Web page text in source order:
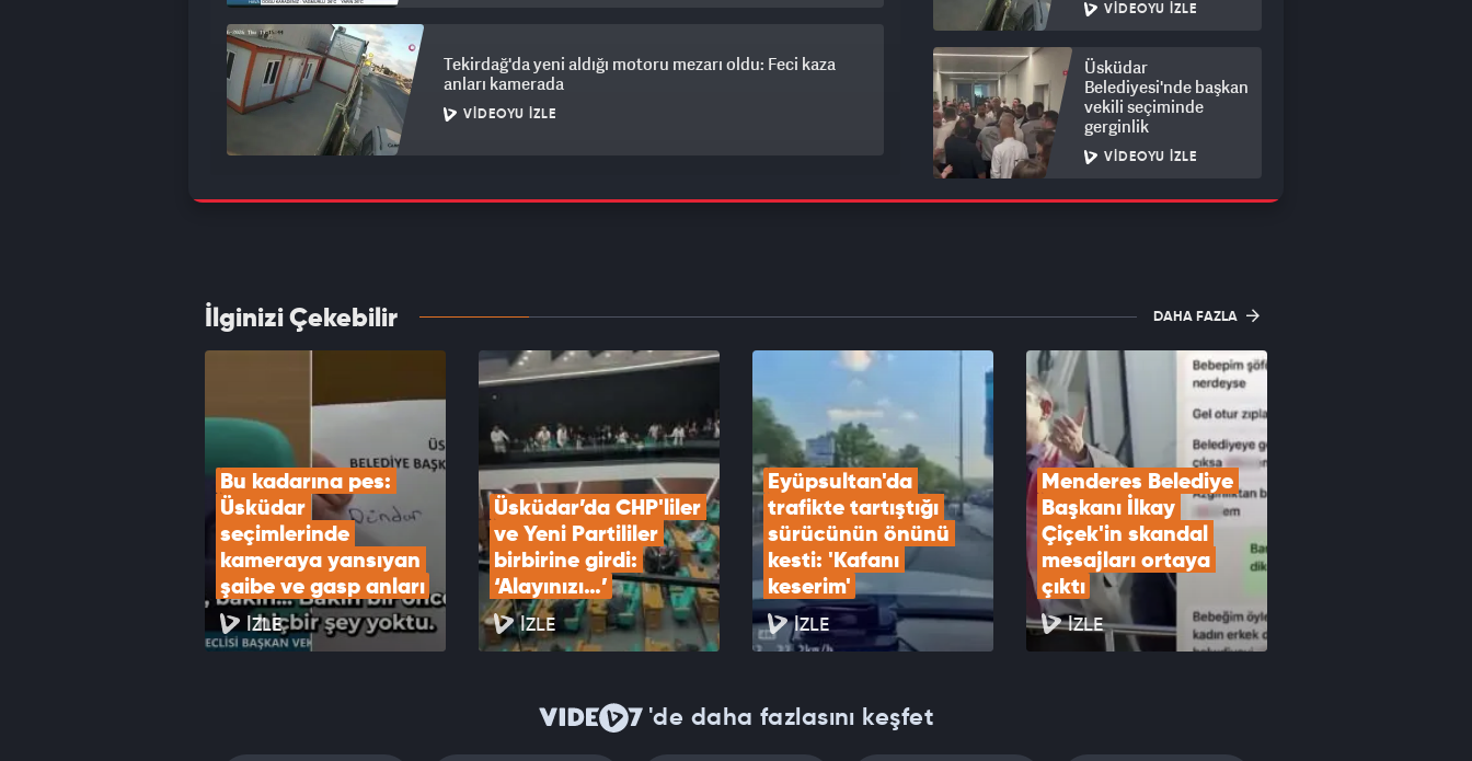
Tekirdağ'da yeni aldığı motoru mezarı oldu: Feci kaza
anları kamerada
VIDEOYU İZLE
Çatalca'da eğitim uçuşunda sert iniş yapan uçakta
hasar oluştu
VIDEOYU İZLE
Üsküdar
Belediyesi'nde başkan
vekili seçiminde
gerginlik
VIDEOYU İZLE
İlginizi Çekebilir DAHA FAZLA
Bu kadarına pes:
Üsküdar
seçimlerinde
kameraya yansıyan
şaibe ve gasp anları
İZLE
Üsküdar’da CHP'liler
ve Yeni Partililer
birbirine girdi:
‘Alayınızı…’
İZLE
Eyüpsultan'da
trafikte tartıştığı
sürücünün önünü
kesti: 'Kafanı
keserim'
İZLE
Menderes Belediye
Başkanı İlkay
Çiçek'in skandal
mesajları ortaya
çıktı
İZLE
'de daha fazlasını keşfet